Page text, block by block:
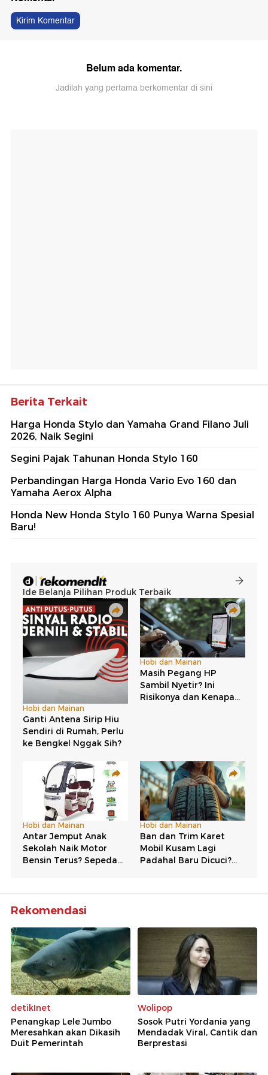
Kirim Komentar
Belum ada komentar.
Jadilah yang pertama berkomentar di sini
Berita Terkait
Harga Honda Stylo dan Yamaha Grand Filano Juli
2026, Naik Segini
Segini Pajak Tahunan Honda Stylo 160
Perbandingan Harga Honda Vario Evo 160 dan
Yamaha Aerox Alpha
Honda New Honda Stylo 160 Punya Warna Spesial
Baru!
Rekomendasi
detikInet
Penangkap Lele Jumbo
Meresahkan akan Dikasih
Duit Pemerintah
Wolipop
Sosok Putri Yordania yang
Mendadak Viral, Cantik dan
Berprestasi